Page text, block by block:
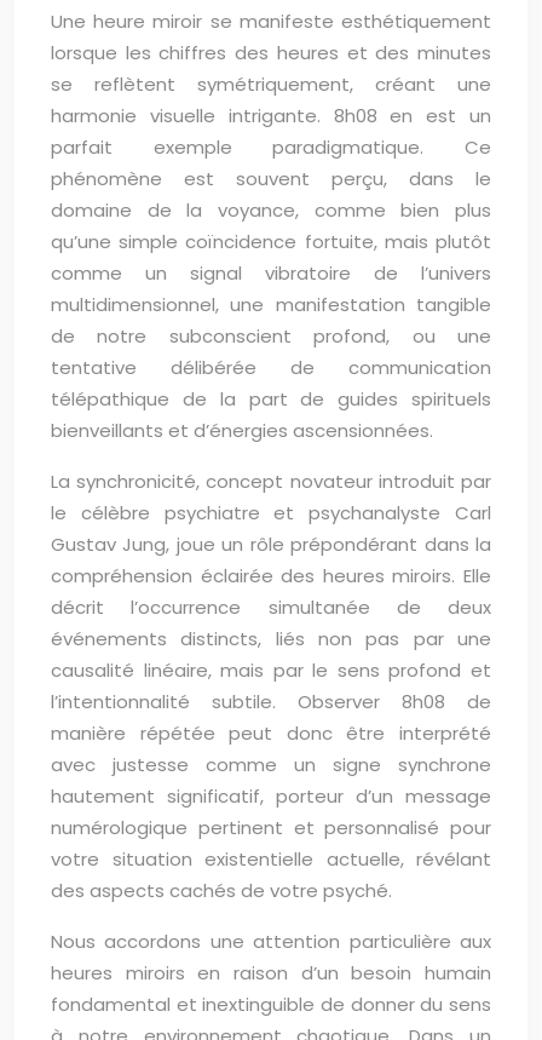
Une heure miroir se manifeste esthétiquement
lorsque les chiffres des heures et des minutes
se reflètent symétriquement, créant une
harmonie visuelle intrigante. 8h08 en est un
parfait exemple paradigmatique. Ce
phénomène est souvent perçu, dans le
domaine de la voyance, comme bien plus
qu’une simple coïncidence fortuite, mais plutôt
comme un signal vibratoire de l’univers
multidimensionnel, une manifestation tangible
de notre subconscient profond, ou une
tentative délibérée de communication
télépathique de la part de guides spirituels
bienveillants et d’énergies ascensionnées.
La synchronicité, concept novateur introduit par
le célèbre psychiatre et psychanalyste Carl
Gustav Jung, joue un rôle prépondérant dans la
compréhension éclairée des heures miroirs. Elle
décrit l’occurrence simultanée de deux
événements distincts, liés non pas par une
causalité linéaire, mais par le sens profond et
l’intentionnalité subtile. Observer 8h08 de
manière répétée peut donc être interprété
avec justesse comme un signe synchrone
hautement significatif, porteur d’un message
numérologique pertinent et personnalisé pour
votre situation existentielle actuelle, révélant
des aspects cachés de votre psyché.
Nous accordons une attention particulière aux
heures miroirs en raison d’un besoin humain
fondamental et inextinguible de donner du sens